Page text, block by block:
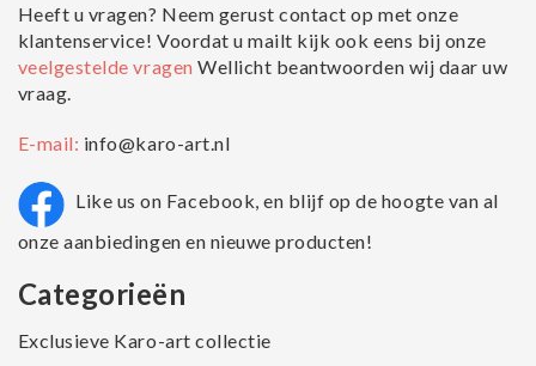
Heeft u vragen? Neem gerust contact op met onze
klantenservice! Voordat u mailt kijk ook eens bij onze
veelgestelde vragenWellicht beantwoorden wij daar uw
vraag.
E-mail: info@karo-art.nl
Like us on Facebook, en blijf op de hoogte van al
onze aanbiedingen en nieuwe producten!
Categorieën
Exclusieve Karo-art collectie